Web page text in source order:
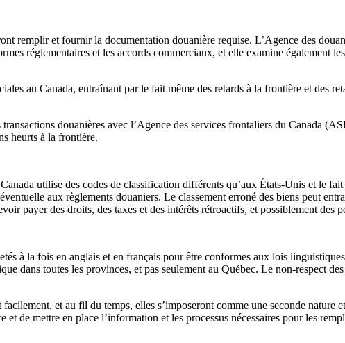
remplir et fournir la documentation douanière requise. L’Agence des
réglementaires et les accords commerciaux, et elle examine également
au Canada, entraînant par le fait même des retards à la frontière et des
douanières avec l’Agence des services frontaliers du Canada
heurts à la frontière.
utilise des codes de classification différents qu’aux États-Unis et le fait
aux règlements douaniers. Le classement erroné des biens peut
payer des droits, des taxes et des intérêts rétroactifs, et possiblement des
à la fois en anglais et en français pour être conformes aux lois
dans toutes les provinces, et pas seulement au Québec. Le non-respect
et au fil du temps, elles s’imposeront comme une seconde nature
de mettre en place l’information et les processus nécessaires pour les